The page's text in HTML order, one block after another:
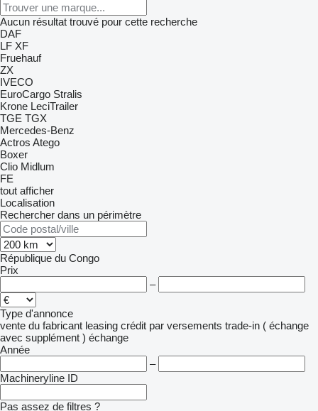
Aucun résultat trouvé pour cette recherche
DAF
LF XF
Fruehauf
ZX
IVECO
EuroCargo Stralis
Krone LeciTrailer
TGE TGX
Mercedes-Benz
Actros Atego
Boxer
Clio Midlum
FE
tout afficher
Localisation
Rechercher dans un périmètre
République du Congo
Prix
–
Type d'annonce
vente du fabricant leasing crédit par versements trade-in ( échange
avec supplément ) échange
Année
–
Machineryline ID
Pas assez de filtres ?